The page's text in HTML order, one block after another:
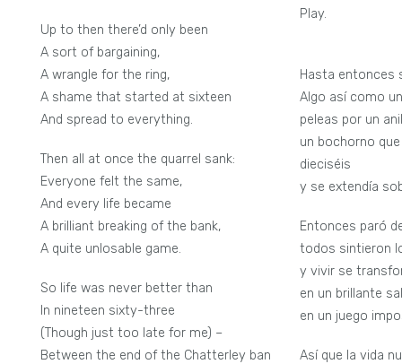
Up to then there’d only been
A sort of bargaining,
A wrangle for the ring,
A shame that started at sixteen
And spread to everything.
Then all at once the quarrel sank:
Everyone felt the same,
And every life became
A brilliant breaking of the bank,
A quite unlosable game.
So life was never better than
In nineteen sixty-three
(Though just too late for me) –
Between the end of the Chatterley ban
Play.
Hasta entonces
Algo así como
peleas por un
un bochorno
dieciséis
y se extendía
Entonces paró
todos sintieron
y vivir se
en un brillante
en un juego
Así que la vida